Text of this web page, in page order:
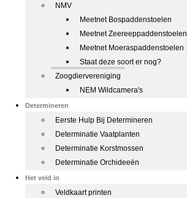
NMV
Meetnet Bospaddenstoelen
Meetnet Zeereeppaddenstoelen
Meetnet Moeraspaddenstoelen
Staat deze soort er nog?
Zoogdiervereniging
NEM Wildcamera's
Determineren
Eerste Hulp Bij Determineren
Determinatie Vaatplanten
Determinatie Korstmossen
Determinatie Orchideeën
Het veld in
Veldkaart printen